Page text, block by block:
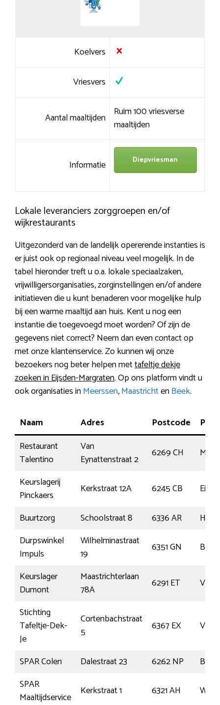
Koelvers
Vriesvers
Aantal maaltijden Ruim 100 vriesverse
maaltijden
Informatie Diepvriesman
Lokale leveranciers zorggroepen en/of
wijkrestaurants
Uitgezonderd van de landelijk opererende instanties is
er juist ook op regionaal niveau veel mogelijk. In de
tabel hieronder treft u o.a. lokale speciaalzaken,
vrijwilligersorganisaties, zorginstellingen en/of andere
initiatieven die u kunt benaderen voor mogelijke hulp
bij een warme maaltijd aan huis. Kent u nog een
instantie die toegevoegd moet worden? Of zijn de
gegevens niet correct? Neem dan even contact op
met onze klantenservice. Zo kunnen wij onze
bezoekers nog beter helpen mettafeltje dekje
zoeken in Eijsden-Margraten. Op ons platform vindt u
ook organisaties inMeerssen,MaastrichtenBeek.
Naam Adres Postcode
Restaurant
Talentino
Van
Eynattenstraat 2
6269 CH
Keurslagerij
Pinckaers
Kerkstraat 12A 6245 CB
Buurtzorg
Schoolstraat 8 6336 AR
Durpswinkel
Impuls
Wilhelminastraat
19
6351 GN
Keurslager
Dumont
Maastrichterlaan
78A
6291 ET
Vaals
Stichting
Tafeltje-Dek-
Je
Cortenbachstraat
5
6367 EX
SPAR Colen Dalestraat 23 6262 NP
SPAR
Maaltijdservice
Kerkstraat 1 6321 AH Wijlre